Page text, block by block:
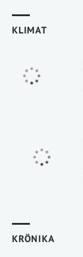
KLIMAT
KRÖNIKA